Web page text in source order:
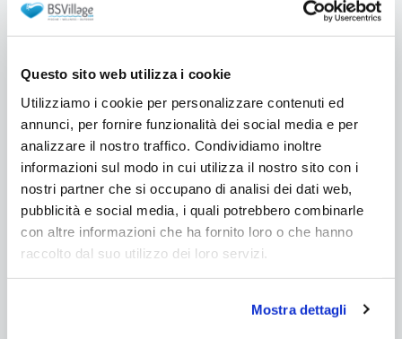
Questo sito web utilizza i cookie
Utilizziamo i cookie per personalizzare contenuti ed
annunci, per fornire funzionalità dei social media e per
analizzare il nostro traffico. Condividiamo inoltre
informazioni sul modo in cui utilizza il nostro sito con i
nostri partner che si occupano di analisi dei dati web,
pubblicità e social media, i quali potrebbero combinarle
con altre informazioni che ha fornito loro o che hanno
raccolto dal suo utilizzo dei loro servizi.
Mostra dettagli